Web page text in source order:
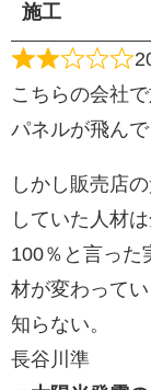
施工
こちらの会社
パネルが飛んで
しかし販売店
していた人材
100％と言った
材が変わって
知らない。
長谷川準